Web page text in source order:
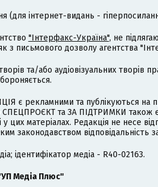
(для інтернет-видань -
"Інтерфакс-Україна", не
письмового дозволу агентства
та/або аудіовізуальних творів
є рекламними та публікуються на
СПЕЦПРОЄКТ та ЗА ПІДТРИМКИ також
цих матеріалах. Редакція не несе
законодавством відповідальність
ідентифікатор медіа - R40-02163.
Медіа Плюс"